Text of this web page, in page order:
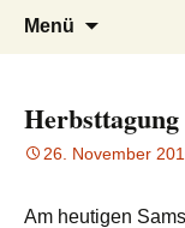
Menü
26. November
Am heutigen